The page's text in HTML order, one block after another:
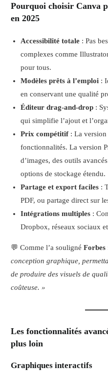
Pourquoi choisir Canva
en 2025
Accessibilité totale : Pas
complexes comme
pour tous.
Modèles prêts à l’emploi :
en conservant une qualité
Éditeur drag-and-drop :
qui simplifie l’ajout et
Prix compétitif: La version
fonctionnalités. La version
d’images, des outils
options de stockage étendu.
Partage et export faciles :
PDF, ou partage direct sur
Intégrations multiples :
Dropbox, réseaux sociaux
💬 Comme l’a soulignéForbes
conception graphique,
de produire des visuels de
coûteuse. »
Les fonctionnalités
plus loin
Graphiques interactifs